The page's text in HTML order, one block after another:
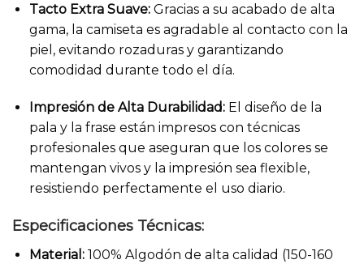
Tacto Extra Suave:Gracias a su acabado de alta
gama, la camiseta es agradable al contacto con la
piel, evitando rozaduras y garantizando
comodidad durante todo el día.
Impresión de Alta Durabilidad:El diseño de la
pala y la frase están impresos con técnicas
profesionales que aseguran que los colores se
mantengan vivos y la impresión sea flexible,
resistiendo perfectamente el uso diario.
Especificaciones Técnicas:
Material:100% Algodón de alta calidad (150-160